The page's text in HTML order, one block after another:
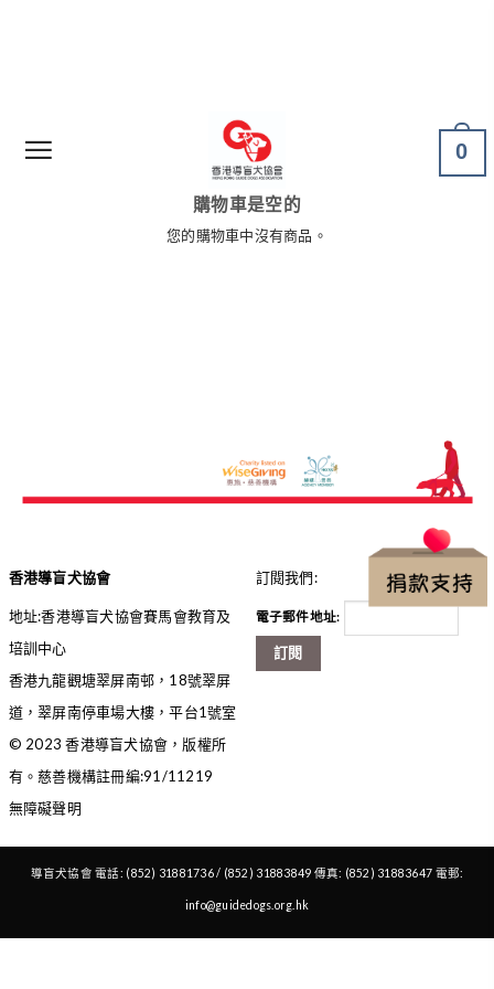
0
購物車是空的
您的購物車中沒有商品。
香港導盲犬協會
地址:香港導盲犬協會賽馬會教育及
培訓中心
香港九龍觀塘翠屏南邨，18號翠屏
道，翠屏南停車場大樓，平台1號室
© 2023 香港導盲犬協會，版權所
有。慈善機構註冊編:91/11219
無障礙聲明
訂閱我們:
電子郵件地址:
訂閱
導盲犬協會 電話: (852) 31881736 / (852) 31883849 傳真: (852) 31883647 電郵:
info@guidedogs.org.hk